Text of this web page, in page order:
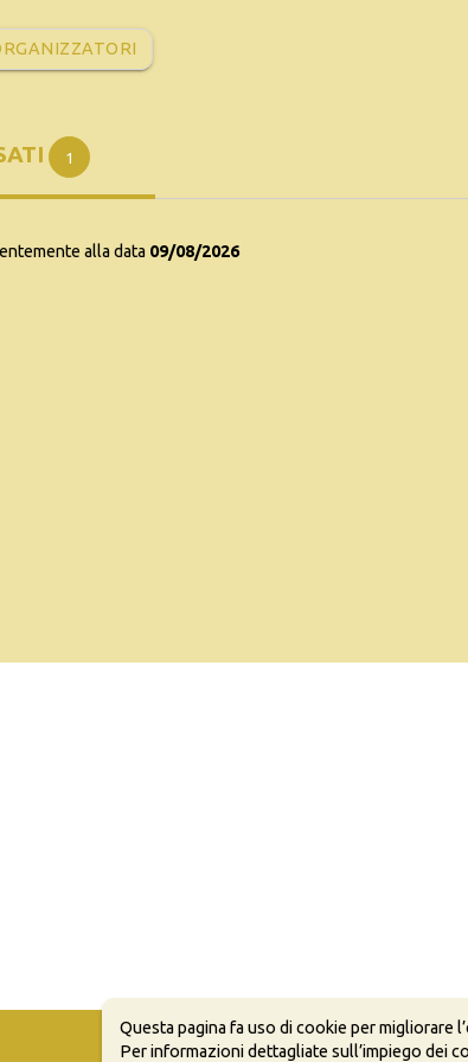
1
alla data 09/08/2026
Questa pagina fa uso di cookie per migliorare
Per informazioni dettagliate sull’impiego dei